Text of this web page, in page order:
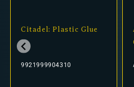
Citadel: Plastic Glue
9921999904310